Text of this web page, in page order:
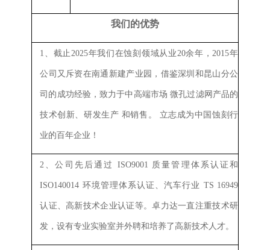
我们的优势
1、 截止2025年我们在蚀刻领域从业20余年，2015年
公司又斥资在南通新建产业园，借鉴深圳和昆山分公
司的成功经验，致力于中高端市场 微孔过滤网产品的
技术创新、研发生产 和销售 。 立志成为中国蚀刻行
业的百年企业！
2、公司先后通过 ISO9001 质量管理体系认证和
ISO140014 环境管理体系认证、汽车行业 TS 16949
认证、高新技术企业认证等。卓力达一直注重技术研
发，设有专业实验室并外聘和培养了高新技术人才。